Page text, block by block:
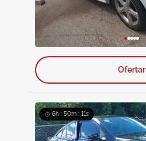
Ofertar
6h : 50m : 10s